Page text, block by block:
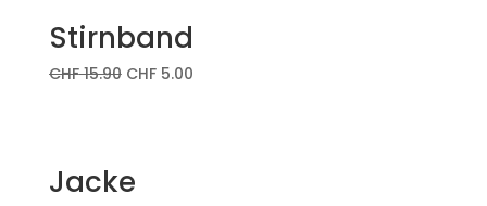
Stirnband
CHF15.90 CHF5.00
Jacke